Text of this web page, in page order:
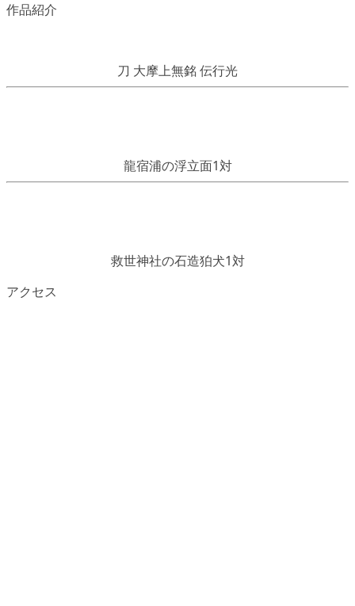
作品紹介
刀 大摩上無銘 伝行光
龍宿浦の浮立面1対
救世神社の石造狛犬1対
アクセス